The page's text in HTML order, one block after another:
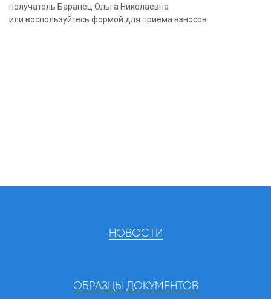
получатель Баранец Ольга Николаевна
или воспользуйтесь формой для приема взносов:
НОВОСТИ
ОБРАЗЦЫ ДОКУМЕНТОВ